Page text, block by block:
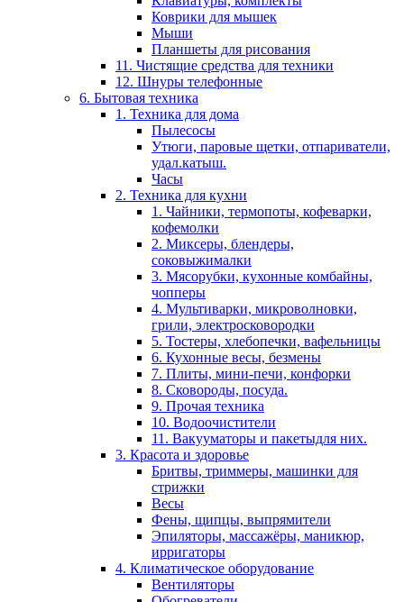
Коврики для мышек
Мыши
Планшеты для рисования
11. Чистящие средства для техники
12. Шнуры телефонные
6. Бытовая техника
1. Техника для дома
Пылесосы
Утюги, паровые щетки, отпариватели,
удал.катыш.
Часы
2. Техника для кухни
1. Чайники, термопоты, кофеварки,
кофемолки
2. Миксеры, блендеры,
соковыжималки
3. Мясорубки, кухонные комбайны,
чопперы
4. Мультиварки, микроволновки,
грили, электросковородки
5. Тостеры, хлебопечки, вафельницы
6. Кухонные весы, безмены
7. Плиты, мини-печи, конфорки
8. Сковороды, посуда.
9. Прочая техника
10. Водоочистители
11. Вакууматоры и пакетыдля них.
3. Красота и здоровье
Бритвы, триммеры, машинки для
стрижки
Весы
Фены, щипцы, выпрямители
Эпиляторы, массажёры, маникюр,
ирригаторы
4. Климатическое оборудование
Вентиляторы